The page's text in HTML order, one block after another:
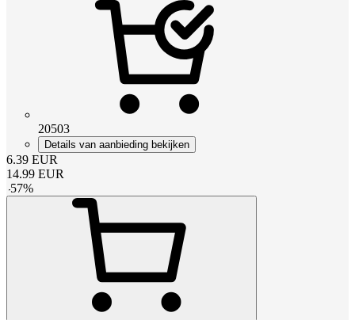
20503
Details van aanbieding bekijken
6.39 EUR
14.99 EUR
-57%